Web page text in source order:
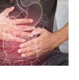
avancées
en
chirurgie
viscérale
et
digestive